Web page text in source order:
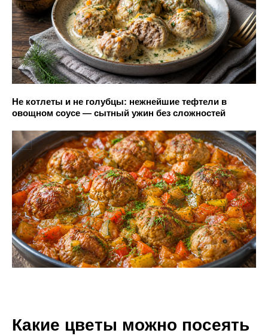
Не котлеты и не голубцы: нежнейшие тефтели в
овощном соусе — сытный ужин без сложностей
Какие цветы можно посеять